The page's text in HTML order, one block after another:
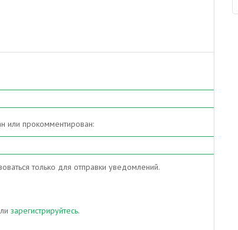
или прокомментирован:
только для отправки уведомлений.
зарегистрируйтесь.